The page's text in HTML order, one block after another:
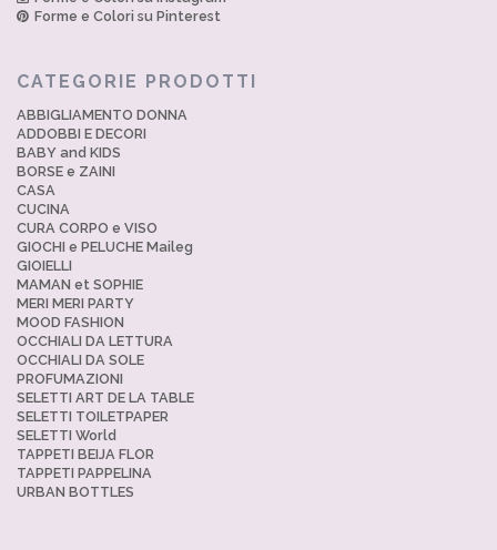
Forme e Colori su Pinterest
CATEGORIE PRODOTTI
ABBIGLIAMENTO DONNA
ADDOBBI E DECORI
BABY and KIDS
BORSE e ZAINI
CASA
CUCINA
CURA CORPO e VISO
GIOCHI e PELUCHE Maileg
GIOIELLI
MAMAN et SOPHIE
MERI MERI PARTY
MOOD FASHION
OCCHIALI DA LETTURA
OCCHIALI DA SOLE
PROFUMAZIONI
SELETTI ART DE LA TABLE
SELETTI TOILETPAPER
SELETTI World
TAPPETI BEIJA FLOR
TAPPETI PAPPELINA
URBAN BOTTLES